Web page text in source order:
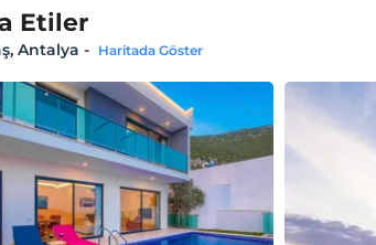
Etiler
Antalya - Haritada Göster